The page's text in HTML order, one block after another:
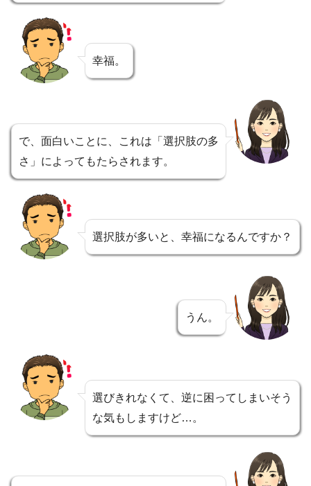
幸福。
で、面白いことに、これは「選択肢の多
さ」によってもたらされます。
選択肢が多いと、幸福になるんですか？
うん。
選びきれなくて、逆に困ってしまいそう
な気もしますけど…。